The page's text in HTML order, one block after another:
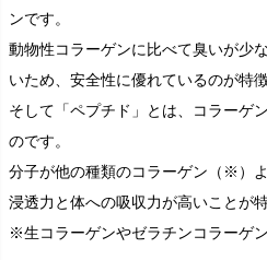
ンです。
動物性コラーゲンに比べて臭いが少
いため、安全性に優れているのが特徴
そして「ペプチド」とは、コラーゲ
のです。
分子が他の種類のコラーゲン（※）
浸透力と体への吸収力が高いことが特
※生コラーゲンやゼラチンコラーゲン